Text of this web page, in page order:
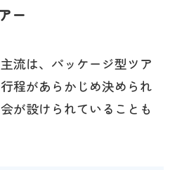
ー
流は、パッケージ型ツア
程があらかじめ決められ
が設けられていることも